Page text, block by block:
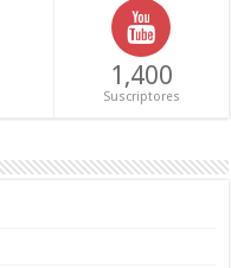
1,400
Suscriptores